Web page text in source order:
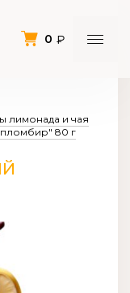
0
лимонада и чая
80 г